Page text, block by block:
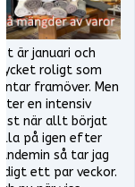
Det är januari och
mycket roligt som
väntar framöver. Men
efter en intensiv
höst när allt börjat
rulla på igen efter
pandemin så tar jag
ledigt ett par veckor.